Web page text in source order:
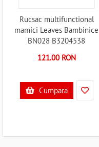
Rucsac multifunctional
mamici Leaves Bambinice
BN028 B3204538
121.00 RON
Cumpara